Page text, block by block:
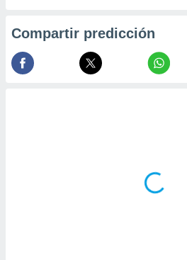
Compartir predicción